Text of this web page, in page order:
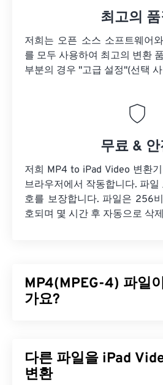
최고의
저희는 오픈 소스 소프트웨어
를 모두 사용하여 최고의 변환
부분의 경우 "고급 설정"(선택
무료 & 안
저희 MP4 to iPad Video 변환
브라우저에서 작동합니다. 파일
호를 보장합니다. 파일은 256
호되며 몇 시간 후 자동으로 삭
MP4(MPEG-4) 파일
가요?
다. 다양한 기기 및 운영 체제와
용하여 파일 크기를 압축하여 관
다른 파일을 iPad Video 형식으로
변환